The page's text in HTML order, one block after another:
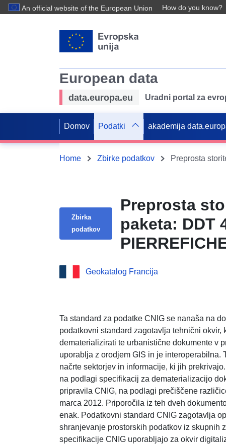
An official website of the European Union How do you know?
European data
data.europa.eu Uradni portal za
Domov Podatki akademija
Home Zbirke podatkov
Zbirka
podatkov
Preprosta
paketa: DDT
Geokatalog Francija
Ta standard za podatke CNIG se nanaša na
podatkovni standard zagotavlja tehnični okvir,
dematerializirati te urbanistične dokumente v
uporablja z orodjem GIS in je interoperabilna.
načrte sektorjev in informacije, ki jih
na podlagi specifikacij za dematerializacijo
pripravila CNIG, na podlagi prečiščene
marca 2012. Priporočila iz teh dveh
enak. Podatkovni standard CNIG zagotavlja
shranjevanje prostorskih podatkov iz skupnih
specifikacije CNIG uporabljajo za okvir